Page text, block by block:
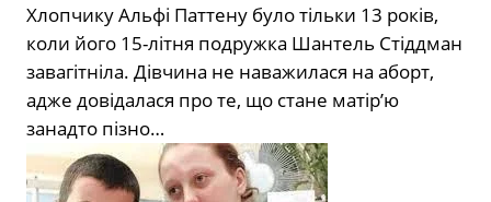
Хлопчику Альфі Паттену було тільки 13 років,
коли його 15-літня подружка Шантель Стіддман
завагітніла. Дівчина не наважилася на аборт,
адже довідалася про те, що стане матір’ю
занадто пізно…